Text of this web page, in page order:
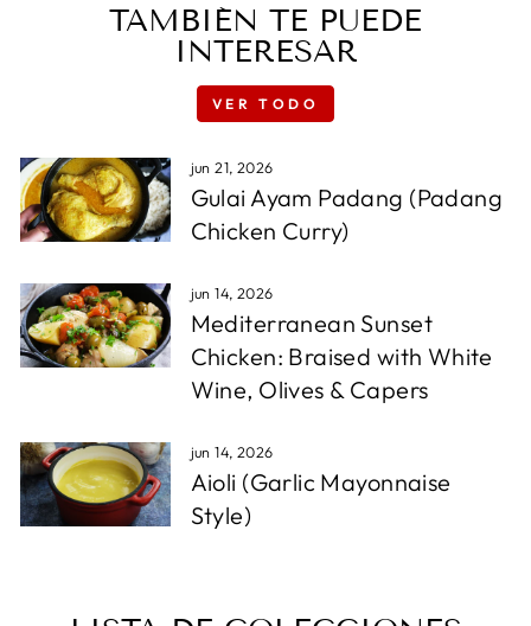
TAMBIÉN TE PUEDE
INTERESAR
VER TODO
jun 21, 2026
Gulai Ayam Padang (Padang
Chicken Curry)
jun 14, 2026
Mediterranean Sunset
Chicken: Braised with White
Wine, Olives & Capers
jun 14, 2026
Aioli (Garlic Mayonnaise
Style)